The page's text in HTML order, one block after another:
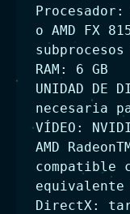
o AMD FX
RAM: 6 GB
UNIDAD DE
necesaria
VÍDEO:
AMD
compatible
equivalente
DirectX: